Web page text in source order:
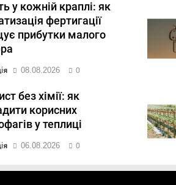
у кожній краплі: як
фертигації
прибутки малого
08.08.2026 0
без хімії: як
корисних
у теплиці
06.08.2026 0